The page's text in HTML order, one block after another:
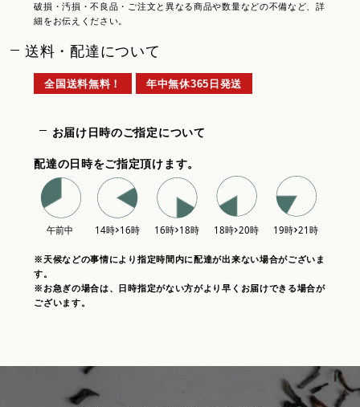
破損・汚損・不良品・ご注文と異なる商品や数量などの不備など、詳
細をお伝えください。
送料・配達について
全国送料無料！ 年中無休365日発送
お届け日時のご指定について
配達の日時をご指定頂けます。
※天候などの事情により指定時間内に配達が出来ない場合がございま
す。
※お急ぎの場合は、日時指定がない方がより早くお届けできる場合が
ございます。